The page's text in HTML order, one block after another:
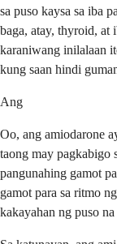
sa puso kaysa sa iba
baga, atay, thyroid, at
karaniwang inilalaan
kung saan hindi
Ang
Oo, ang amiodarone
taong may pagkabigo
pangunahing gamot
gamot para sa ritmo
kakayahan ng puso